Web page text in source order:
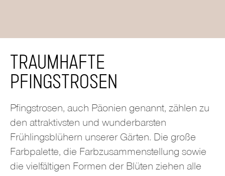
TRAUMHAFTE
PFINGSTROSEN
Pfingstrosen, auch Päonien genannt, zählen zu
den attraktivsten und wunderbarsten
Frühlingsblühern unserer Gärten. Die große
Farbpalette, die Farbzusammenstellung sowie
die vielfältigen Formen der Blüten ziehen alle